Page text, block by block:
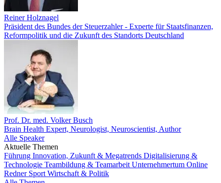
Reiner Holznagel
Präsident des Bundes der Steuerzahler - Experte für Staatsfinanzen,
Reformpolitik und die Zukunft des Standorts Deutschland
Prof. Dr. med. Volker Busch
Brain Health Expert, Neurologist, Neuroscientist, Author
Alle Speaker
Aktuelle Themen
Führung Innovation, Zukunft & Megatrends Digitalisierung &
Technologie Teambildung & Teamarbeit Unternehmertum Online
Redner Sport Wirtschaft & Politik